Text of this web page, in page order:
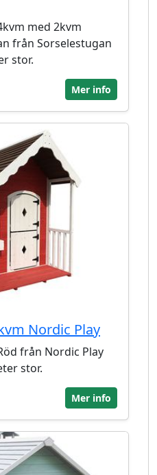
med 2kvm
från Sorselestugan
stor.
Mer info
Nordic Play
från Nordic Play
stor.
Mer info